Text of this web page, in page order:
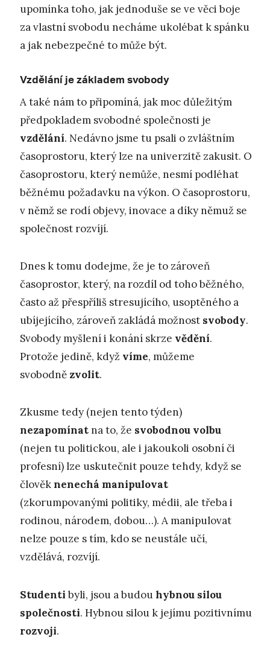
upomínka toho, jak jednoduše se ve věci boje
za vlastní svobodu necháme ukolébat k spánku
a jak nebezpečné to může být.
Vzdělání je základem svobody
A také nám to připomíná, jak moc důležitým
předpokladem svobodné společnosti je
vzdělání. Nedávno jsme tu psali o zvláštním
časoprostoru, který lze na univerzitě zakusit. O
časoprostoru, který nemůže, nesmí podléhat
běžnému požadavku na výkon. O časoprostoru,
v němž se rodí objevy, inovace a díky němuž se
společnost rozvíjí.
Dnes k tomu dodejme, že je to zároveň
časoprostor, který, na rozdíl od toho běžného,
často až přespříliš stresujícího, usoptěného a
ubíjejícího, zároveň zakládá možnost svobody.
Svobody myšlení i konání skrze vědění.
Protože jedině, když víme, můžeme
svobodně zvolit.
Zkusme tedy (nejen tento týden)
nezapomínatna to, že svobodnou volbu
(nejen tu politickou, ale i jakoukoli osobní či
profesní) lze uskutečnit pouze tehdy, když se
člověknenechá manipulovat
(zkorumpovanými politiky, médii, ale třeba i
rodinou, národem, dobou…). A manipulovat
nelze pouze s tím, kdo se neustále učí,
vzdělává, rozvíjí.
Studentibyli, jsou a budouhybnou silou
společnosti. Hybnou silou k jejímu pozitivnímu
rozvoji.